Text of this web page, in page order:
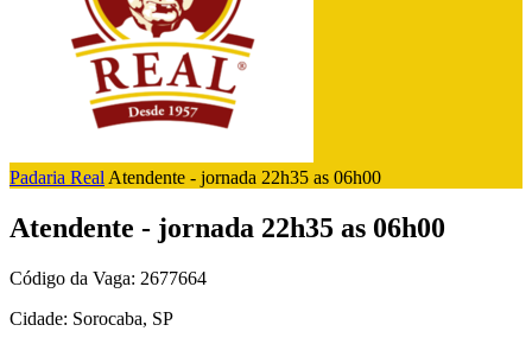
Padaria Real Atendente - jornada 22h35 as 06h00
Atendente - jornada 22h35 as 06h00
Código da Vaga: 2677664
Cidade: Sorocaba, SP